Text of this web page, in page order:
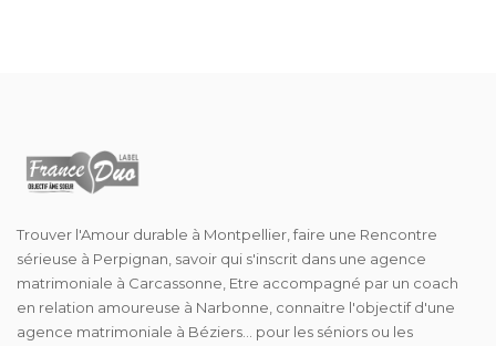
Trouver l'Amour durable à Montpellier, faire une Rencontre
sérieuse à Perpignan, savoir qui s'inscrit dans une agence
matrimoniale à Carcassonne, Etre accompagné par un coach
en relation amoureuse à Narbonne, connaitre l'objectif d'une
agence matrimoniale à Béziers... pour les séniors ou les